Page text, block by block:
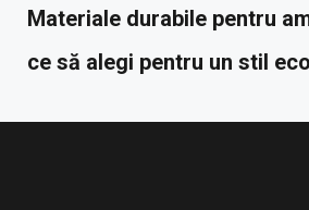
Materiale durabile pentru
ce să alegi pentru un stil